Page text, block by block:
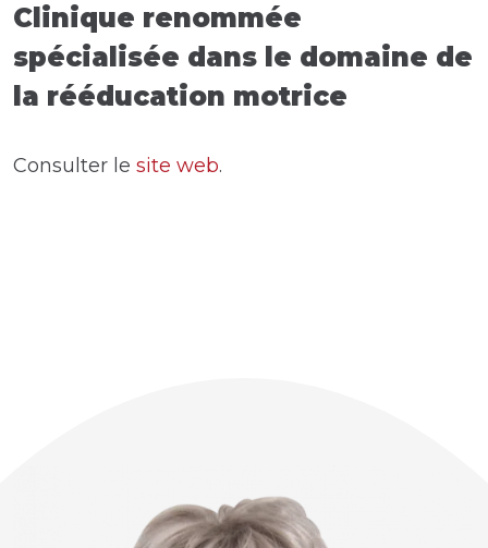
Clinique renommée
spécialisée dans le domaine de
la rééducation motrice
Consulter le site web.